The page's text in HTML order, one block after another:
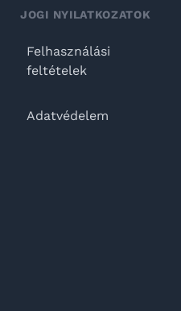
JOGI NYILATKOZATOK
Felhasználási
feltételek
Adatvédelem